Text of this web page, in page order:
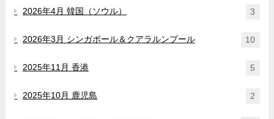
2026年4月 韓国（ソウル） 3
2026年3月 シンガポール＆クアラルンプール 10
2025年11月 香港 5
2025年10月 鹿児島 2